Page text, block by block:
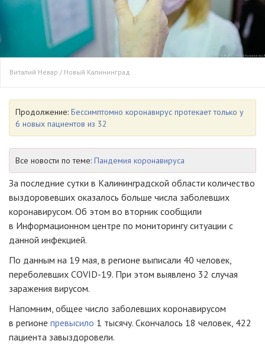
Виталий Невар / Новый Калининград
Продолжение: Бессимптомно коронавирус протекает только у
6 новых пациентов из 32
Все новости по теме: Пандемия коронавируса
За последние сутки в Калининградской области количество
выздоровевших оказалось больше числа заболевших
коронавирусом. Об этом во вторник сообщили
в Информационном центре по мониторингу ситуации с
данной инфекцией.
По данным на 19 мая, в регионе выписали 40 человек,
переболевших COVID-19. При этом выявлено 32 случая
заражения вирусом.
Напомним, общее число заболевших коронавирусом
в регионе превысило 1 тысячу. Скончалось 18 человек, 422
пациента завыздоровели.